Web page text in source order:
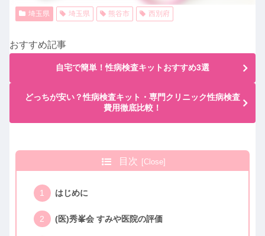
埼玉県 埼玉県 熊谷市 西別府
おすすめ記事
自宅で簡単！性病検査キットおすすめ3選
どっちが安い？性病検査キット・専門クリニック性病検査
費用徹底比較！
目次
はじめに
(医)秀峯会 すみや医院の評価